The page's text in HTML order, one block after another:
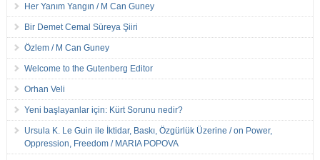
Her Yanım Yangın / M Can Guney
Bir Demet Cemal Süreya Şiiri
Özlem / M Can Guney
Welcome to the Gutenberg Editor
Orhan Veli
Yeni başlayanlar için: Kürt Sorunu nedir?
Ursula K. Le Guin ile İktidar, Baskı, Özgürlük Üzerine / on Power,
Oppression, Freedom / MARIA POPOVA